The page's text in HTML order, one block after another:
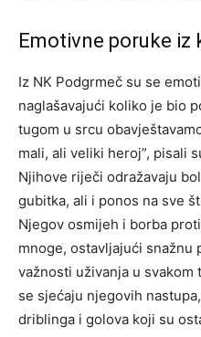
Emotivne poruke iz
Iz NK Podgrmeč su se
naglašavajući koliko je bio
tugom u srcu
mali, ali veliki heroj”, pisali
Njihove riječi odražavaju
gubitka, ali i ponos na sve
Njegov osmijeh i borba
mnoge, ostavljajući snažnu
važnosti uživanja u
se sjećaju njegovih
driblinga i golova koji su